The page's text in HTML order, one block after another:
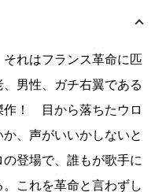
れはフランス革命に匹
男性、ガチ右翼である
作！ 目から落ちたウロ
、声がいいかしないと
登場で、誰もが歌手に
これを革命と言わずし